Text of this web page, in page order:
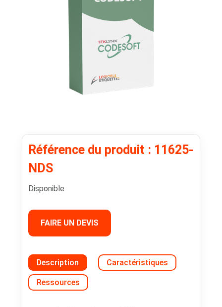
Référence du produit : 11625-
NDS
Disponible
FAIRE UN DEVIS
Description Caractéristiques
Ressources